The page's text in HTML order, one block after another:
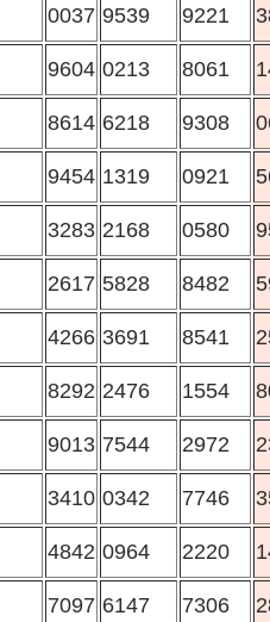
0037 9539 9221
9604 0213 8061
8614 6218 9308
9454 1319 0921
3283 2168 0580
2617 5828 8482
4266 3691 8541
8292 2476 1554
9013 7544 2972
3410 0342 7746
4842 0964 2220
7097 6147 7306